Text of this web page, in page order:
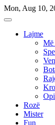
Skip
to
Mon, Aug 10,
Lajme
Më
Rozë
Mister
Fun